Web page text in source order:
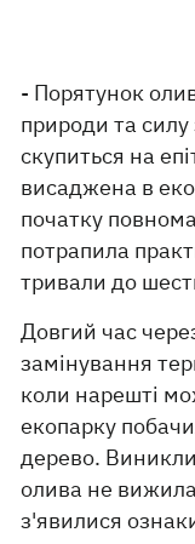
- Порятунок
природи та силу
скупиться на
висаджена в
початку
потрапила
тривали до
Довгий час
замінування
коли нарешті
екопарку
дерево.
олива не
з'явилися